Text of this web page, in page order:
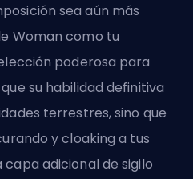
sea aún más
Woman como tu
poderosa para
su habilidad definitiva
terrestres, sino que
y cloaking a tus
capa adicional de sigilo